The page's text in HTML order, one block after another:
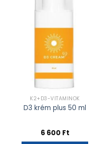
K2+D3-VITAMINOK
D3 krém plus 50 ml
6 600 Ft